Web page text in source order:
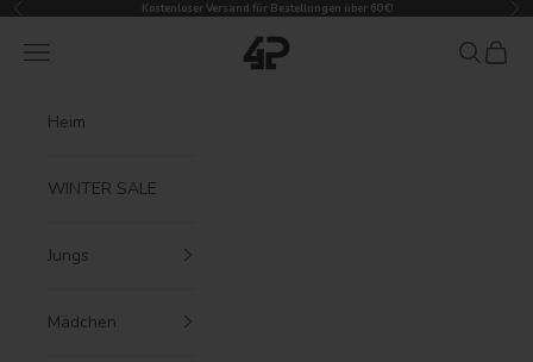
Zum Inhalt springen
Zurück Kostenloser Versand für Bestellungen über 60 €! Vor
4President
Menü Suchen
Heim
WINTER SALE
Jungs
Mädchen